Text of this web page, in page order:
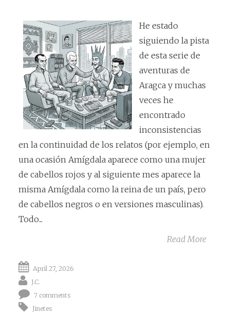
He estado
siguiendo la pista
de esta serie de
aventuras de
Aragca y muchas
veces he
encontrado
inconsistencias
en la continuidad de los relatos (por ejemplo, en
una ocasión Amígdala aparece como una mujer
de cabellos rojos y al siguiente mes aparece la
misma Amígdala como la reina de un país, pero
de cabellos negros o en versiones masculinas).
Todo...
Read More
April 27, 2026
J.C.
7 comments
Jinetes